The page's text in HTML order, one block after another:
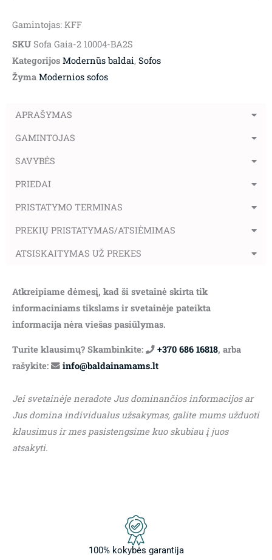
Gamintojas: KFF
SKU Sofa Gaia-2 10004-BA2S
Kategorijos Modernūs baldai, Sofos
Žyma Modernios sofos
APRAŠYMAS
GAMINTOJAS
SAVYBĖS
PRIEDAI
PRISTATYMO TERMINAS
PREKIŲ PRISTATYMAS/ATSIĖMIMAS
ATSISKAITYMAS UŽ PREKES
Atkreipiame dėmesį, kad ši svetainė skirta tik
informaciniams tikslams ir svetainėje pateikta
informacija nėra viešas pasiūlymas.
Turite klausimų? Skambinkite: +370 686 16818, arba
rašykite:
info@baldainamams.lt
Jei svetainėje neradote Jus dominančios informacijos ar
Jus domina individualus užsakymas, galite mums užduoti
klausimus ir mes pasistengsime kuo skubiau į juos
atsakyti.
100% kokybės garantija